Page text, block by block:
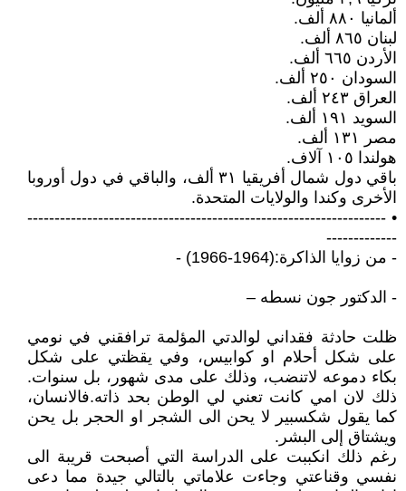
ألمانيا ٨٨٠ ألف.
لبنان ٨٦٥ ألف.
الأردن ٦٦٥ ألف.
السودان ٢٥٠ ألف.
العراق ٢٤٣ ألف.
السويد ١٩١ ألف.
مصر ١٣١ ألف.
هولندا ١٠٥ آلاف.
باقي دول شمال أفريقيا ٣١ ألف، والباقي في دول أوروبا
الأخرى وكندا والولايات المتحدة.
• ------------------------------------------------------------------
-------------
- من زوايا الذاكرة:(1964-1966) -
- الدكتور جون نسطه –
ظلت حادثة فقداني لوالدتي المؤلمة ترافقني في نومي
على شكل أحلام او كوابيس، وفي يقظتي على شكل
بكاء دموعه لاتنضب، وذلك على مدى شهور، بل سنوات.
ذلك لان امي كانت تعني لي الوطن بحد ذاته.فالانسان،
كما يقول شكسبير لا يحن الى الشجر او الحجر بل يحن
ويشتاق إلى البشر.
رغم ذلك انكببت على الدراسة التي أصبحت قريبة الى
نفسي وقناعتي وجاءت علاماتي بالتالي جيدة مما دعى